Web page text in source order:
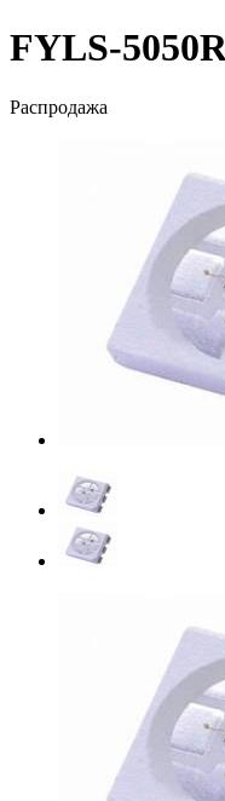
FYLS-
Распродажа